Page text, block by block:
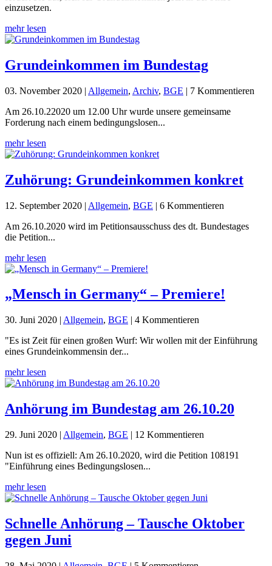
einzusetzen.
mehr lesen
Grundeinkommen im Bundestag
03. November 2020 | Allgemein, Archiv, BGE | 7 Kommentieren
Am 26.10.22020 um 12.00 Uhr wurde unsere gemeinsame
Forderung nach einem bedingungslosen...
mehr lesen
Zuhörung: Grundeinkommen konkret
12. September 2020 | Allgemein, BGE | 6 Kommentieren
Am 26.10.2020 wird im Petitionsausschuss des dt. Bundestages
die Petition...
mehr lesen
„Mensch in Germany“ – Premiere!
30. Juni 2020 | Allgemein, BGE | 4 Kommentieren
"Es ist Zeit für einen großen Wurf: Wir wollen mit der Einführung
eines Grundeinkommensin der...
mehr lesen
Anhörung im Bundestag am 26.10.20
29. Juni 2020 | Allgemein, BGE | 12 Kommentieren
Nun ist es offiziell: Am 26.10.2020, wird die Petition 108191
"Einführung eines Bedingungslosen...
mehr lesen
Schnelle Anhörung – Tausche Oktober
gegen Juni